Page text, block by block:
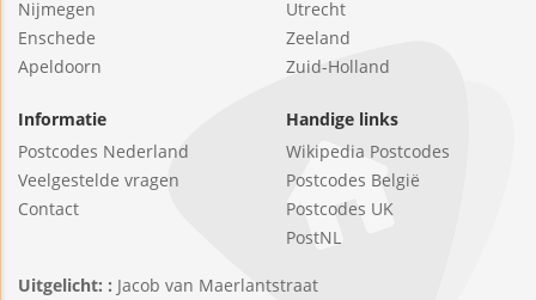
Nijmegen
Enschede
Apeldoorn
Utrecht
Zeeland
Zuid-Holland
Informatie
Postcodes Nederland
Veelgestelde vragen
Contact
Handige links
Wikipedia Postcodes
Postcodes België
Postcodes UK
PostNL
Uitgelicht: : Jacob van Maerlantstraat